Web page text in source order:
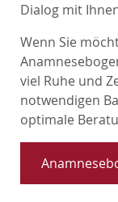
Dialog mit
Wenn Sie
viel Ruhe und
notwendigen
optimale
Sanfte
Hypnose
Lachgas